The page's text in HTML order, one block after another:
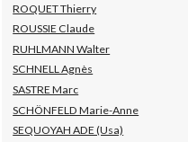
ROQUET Thierry
ROUSSIE Claude
RUHLMANN Walter
SCHNELL Agnès
SASTRE Marc
SCHÖNFELD Marie-Anne
SEQUOYAH ADE (Usa)